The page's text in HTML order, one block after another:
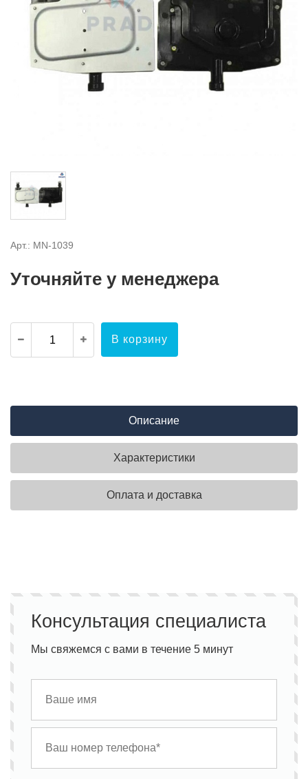
Арт.: MN-1039
Уточняйте у менеджера
В корзину
Описание
Характеристики
Оплата и доставка
Консультация специалиста
Мы свяжемся с вами в течение 5 минут